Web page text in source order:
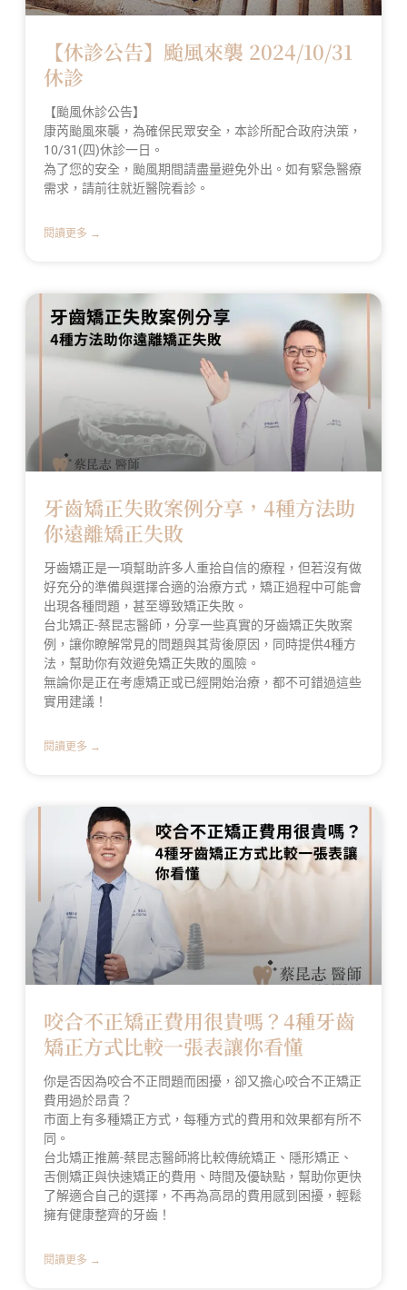
【休診公告】颱風來襲 2024/10/31
休診
【颱風休診公告】
康芮颱風來襲，為確保民眾安全，本診所配合政府決策，
10/31(四)休診一日。
為了您的安全，颱風期間請盡量避免外出。如有緊急醫療
需求，請前往就近醫院看診。
閱讀更多 →
牙齒矯正失敗案例分享，4種方法助
你遠離矯正失敗
牙齒矯正是一項幫助許多人重拾自信的療程，但若沒有做
好充分的準備與選擇合適的治療方式，矯正過程中可能會
出現各種問題，甚至導致矯正失敗。
台北矯正-蔡昆志醫師，分享一些真實的牙齒矯正失敗案
例，讓你瞭解常見的問題與其背後原因，同時提供4種方
法，幫助你有效避免矯正失敗的風險。
無論你是正在考慮矯正或已經開始治療，都不可錯過這些
實用建議！
閱讀更多 →
咬合不正矯正費用很貴嗎？4種牙齒
矯正方式比較一張表讓你看懂
你是否因為咬合不正問題而困擾，卻又擔心咬合不正矯正
費用過於昂貴？
市面上有多種矯正方式，每種方式的費用和效果都有所不
同。
台北矯正推薦-蔡昆志醫師將比較傳統矯正、隱形矯正、
舌側矯正與快速矯正的費用、時間及優缺點，幫助你更快
了解適合自己的選擇，不再為高昂的費用感到困擾，輕鬆
擁有健康整齊的牙齒！
閱讀更多 →